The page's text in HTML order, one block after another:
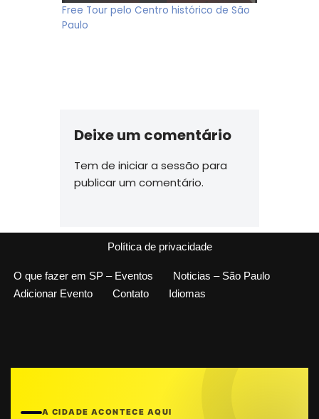
Free Tour pelo Centro histórico de São
Paulo
Deixe um comentário
Tem de iniciar a sessão para
publicar um comentário.
Política de privacidade
O que fazer em SP – Eventos
Noticias – São Paulo
Adicionar Evento
Contato Idiomas
A CIDADE ACONTECE AQUI